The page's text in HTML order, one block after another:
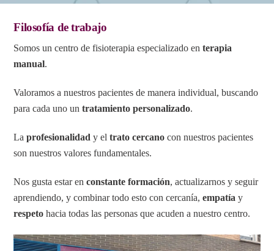
Filosofía de trabajo
Somos un centro de fisioterapia especializado enterapia
manual.
Valoramos a nuestros pacientes de manera individual, buscando
para cada uno untratamiento personalizado.
Laprofesionalidad y eltrato cercanocon nuestros pacientes
son nuestros valores fundamentales.
Nos gusta estar enconstante formación, actualizarnos y seguir
aprendiendo, y combinar todo esto con cercanía, empatíay
respeto hacia todas las personas que acuden a nuestro centro.